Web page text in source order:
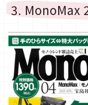
3. MonoMax